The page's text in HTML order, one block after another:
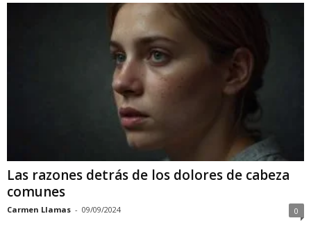
Las razones detrás de los dolores de cabeza
comunes
Carmen Llamas - 09/09/2024 0